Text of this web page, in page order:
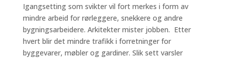
Igangsetting som svikter vil fort merkes i form av
mindre arbeid for rørleggere, snekkere og andre
bygningsarbeidere. Arkitekter mister jobben. Etter
hvert blir det mindre trafikk i forretninger for
byggevarer, møbler og gardiner. Slik sett varsler